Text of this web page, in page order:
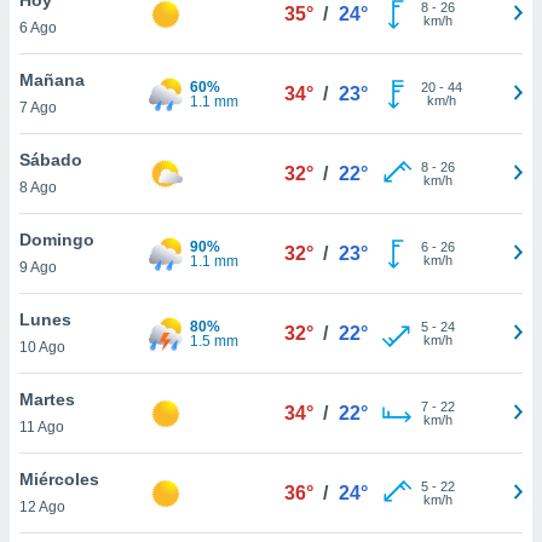
y
en
más
de
6 Ago
35° / 24° 8- 26
km/h
Mañana
7 Ago
60%
1.1 mm
34° / 23° 20- 44
km/h
Sábado
8 Ago
32° / 22° 8- 26
km/h
Domingo
9 Ago
90%
1.1 mm
32° / 23° 6- 26
km/h
Lunes
10 Ago
80%
1.5 mm
32° / 22° 5- 24
km/h
Martes
11 Ago
34° / 22° 7- 22
km/h
Miércoles
12 Ago
36° / 24° 5- 22
km/h